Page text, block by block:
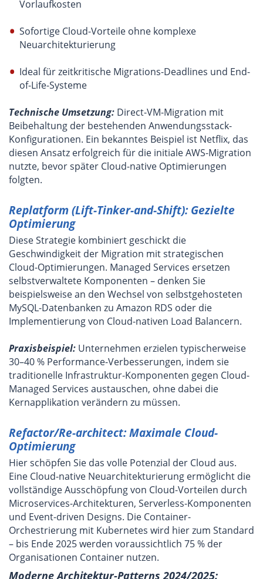
Vorlaufkosten
Sofortige Cloud-Vorteile ohne komplexe
Neuarchitekturierung
Ideal für zeitkritische Migrations-Deadlines und End-
of-Life-Systeme
Technische Umsetzung: Direct-VM-Migration mit
Beibehaltung der bestehenden Anwendungsstack-
Konfigurationen. Ein bekanntes Beispiel ist Netflix, das
diesen Ansatz erfolgreich für die initiale AWS-Migration
nutzte, bevor später Cloud-native Optimierungen
folgten.
Replatform (Lift-Tinker-and-Shift): Gezielte
Optimierung
Diese Strategie kombiniert geschickt die
Geschwindigkeit der Migration mit strategischen
Cloud-Optimierungen. Managed Services ersetzen
selbstverwaltete Komponenten – denken Sie
beispielsweise an den Wechsel von selbstgehosteten
MySQL-Datenbanken zu Amazon RDS oder die
Implementierung von Cloud-nativen Load Balancern.
Praxisbeispiel: Unternehmen erzielen typischerweise
30–40 % Performance-Verbesserungen, indem sie
traditionelle Infrastruktur-Komponenten gegen Cloud-
Managed Services austauschen, ohne dabei die
Kernapplikation verändern zu müssen.
Refactor/Re-architect: Maximale Cloud-
Optimierung
Hier schöpfen Sie das volle Potenzial der Cloud aus.
Eine Cloud-native Neuarchitekturierung ermöglicht die
vollständige Ausschöpfung von Cloud-Vorteilen durch
Microservices-Architekturen, Serverless-Komponenten
und Event-driven Designs. Die Container-
Orchestrierung mit Kubernetes wird hier zum Standard
– bis Ende 2025 werden voraussichtlich 75 % der
Organisationen Container nutzen.
Moderne Architektur-Patterns 2024/2025: